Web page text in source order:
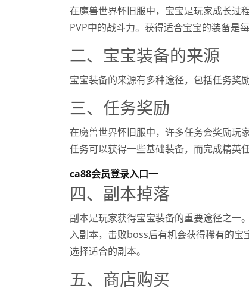
在魔兽世界怀旧服中，宝宝是玩家成长过
PVP中的战斗力。获得适合宝宝的装备是
二、宝宝装备的来源
宝宝装备的来源有多种途径，包括任务奖
三、任务奖励
在魔兽世界怀旧服中，许多任务会奖励玩
任务可以获得一些基础装备，而完成精英
ca88会员登录入口一
四、副本掉落
副本是玩家获得宝宝装备的重要途径之一
入副本，击败boss后有机会获得稀有的
选择适合的副本。
五、商店购买